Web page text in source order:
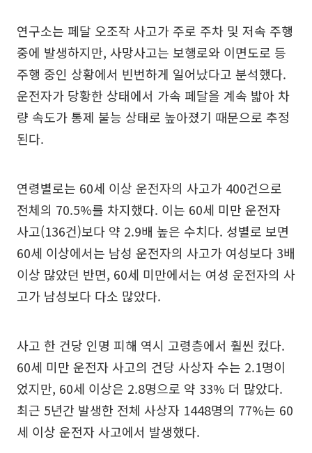
연구소는 페달 오조작 사고가 주로 주차 및 저속 주행
중에 발생하지만, 사망사고는 보행로와 이면도로 등
주행 중인 상황에서 빈번하게 일어났다고 분석했다.
운전자가 당황한 상태에서 가속 페달을 계속 밟아 차
량 속도가 통제 불능 상태로 높아졌기 때문으로 추정
된다.
연령별로는 60세 이상 운전자의 사고가 400건으로
전체의 70.5%를 차지했다. 이는 60세 미만 운전자
사고(136건)보다 약 2.9배 높은 수치다. 성별로 보면
60세 이상에서는 남성 운전자의 사고가 여성보다 3배
이상 많았던 반면, 60세 미만에서는 여성 운전자의 사
고가 남성보다 다소 많았다.
사고 한 건당 인명 피해 역시 고령층에서 훨씬 컸다.
60세 미만 운전자 사고의 건당 사상자 수는 2.1명이
었지만, 60세 이상은 2.8명으로 약 33% 더 많았다.
최근 5년간 발생한 전체 사상자 1448명의 77%는 60
세 이상 운전자 사고에서 발생했다.